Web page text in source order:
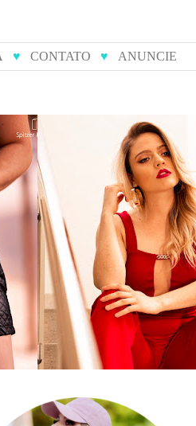
♥ CONTATO ♥ ANUNCIE
14 tendências do
você arrasar nas
de ano